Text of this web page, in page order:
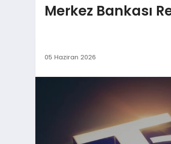
Merkez Bankası
05 Haziran 2026